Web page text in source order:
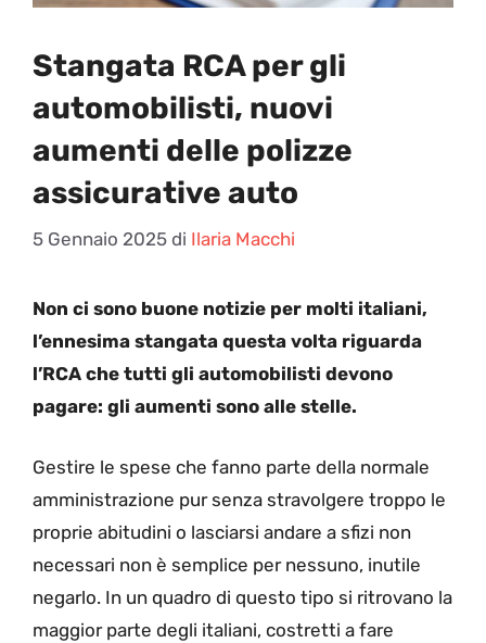
Stangata RCA per gli
automobilisti, nuovi
aumenti delle polizze
assicurative auto
5 Gennaio 2025 di Ilaria Macchi
Non ci sono buone notizie per molti italiani,
l’ennesima stangata questa volta riguarda
l’RCA che tutti gli automobilisti devono
pagare: gli aumenti sono alle stelle.
Gestire le spese che fanno parte della normale
amministrazione pur senza stravolgere troppo le
proprie abitudini o lasciarsi andare a sfizi non
necessari non è semplice per nessuno, inutile
negarlo. In un quadro di questo tipo si ritrovano la
maggior parte degli italiani, costretti a fare